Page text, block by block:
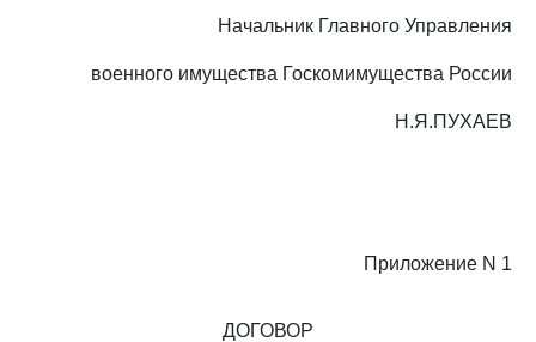
Начальник Главного Управления
военного имущества Госкомимущества России
Н.Я.ПУХАЕВ
Приложение N 1
ДОГОВОР